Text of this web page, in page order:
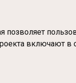
позволяет
включают